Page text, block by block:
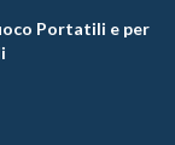
Portatili e per